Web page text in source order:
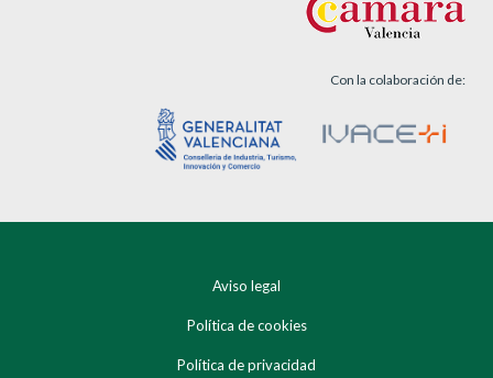
Con la colaboración de:
Aviso legal
Política de cookies
Política de privacidad